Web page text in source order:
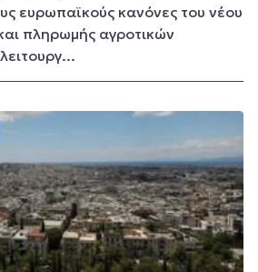
ευρωπαϊκούς κανόνες του νέου
πληρωμής αγροτικών